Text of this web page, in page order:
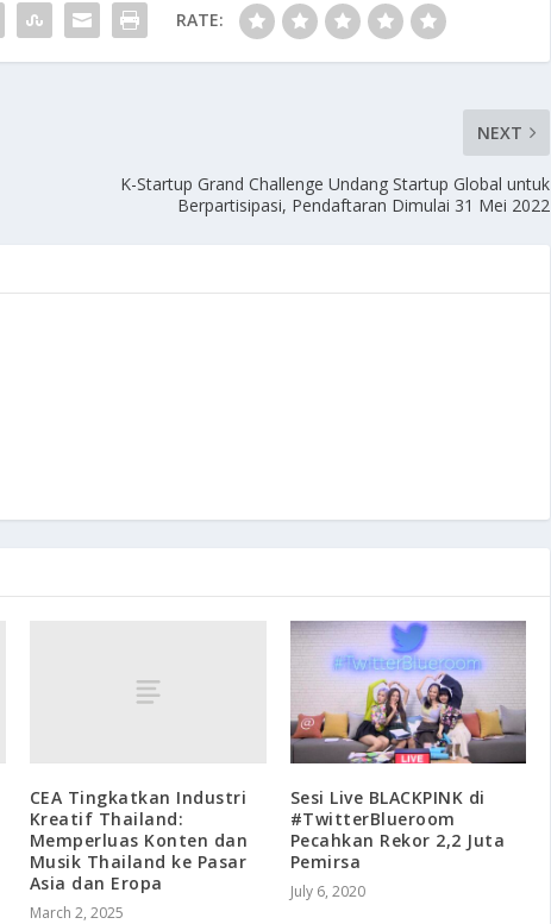
RATE:
NEXT
K-Startup Grand Challenge Undang Startup Global untuk
Berpartisipasi, Pendaftaran Dimulai 31 Mei 2022
CEA Tingkatkan Industri
Kreatif Thailand:
Memperluas Konten dan
Musik Thailand ke Pasar
Asia dan Eropa
March 2, 2025
Sesi Live BLACKPINK di
#TwitterBlueroom
Pecahkan Rekor 2,2 Juta
Pemirsa
July 6, 2020